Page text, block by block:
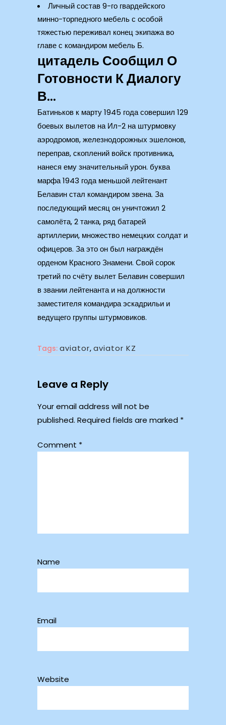
Личный состав 9-го гвардейского
минно-торпедного мебель с особой
тяжестью переживал конец экипажа во
главе с командиром мебель Б.
цитадель Сообщил О
Готовности К Диалогу
В…
Батиньков к марту 1945 года совершил 129
боевых вылетов на Ил-2 на штурмовку
аэродромов, железнодорожных эшелонов,
переправ, скоплений войск противника,
нанеся ему значительный урон. буква
марфа 1943 года меньшой лейтенант
Белавин стал командиром звена. За
последующий месяц он уничтожил 2
самолёта, 2 танка, ряд батарей
артиллерии, множество немецких солдат и
офицеров. За это он был награждён
орденом Красного Знамени. Свой сорок
третий по счёту вылет Белавин совершил
в звании лейтенанта и на должности
заместителя командира эскадрильи и
ведущего группы штурмовиков.
Tags: aviator,aviator KZ
Leave a Reply
Your email address will not be
published. Required fields are marked *
Comment *
Name
Email
Website